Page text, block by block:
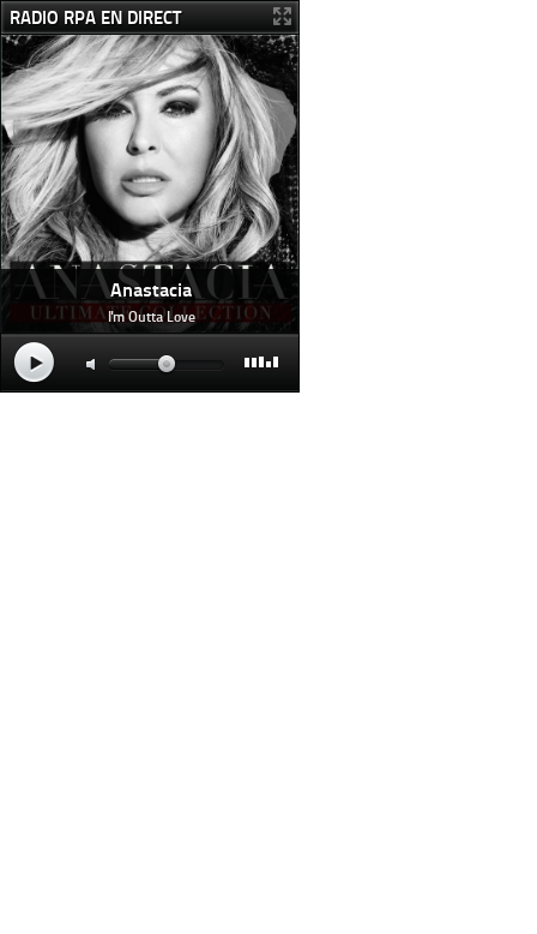
RADIO RPA EN DIRECT
Anastacia
I'm Outta Love